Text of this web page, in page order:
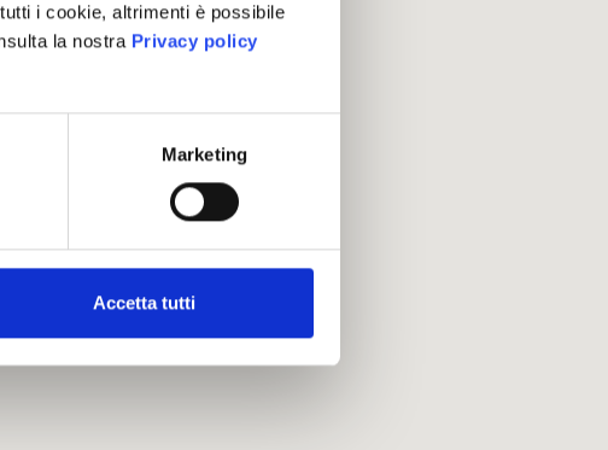
i cookie, altrimenti è possibile
la nostra Privacy policy
Marketing
Accetta tutti